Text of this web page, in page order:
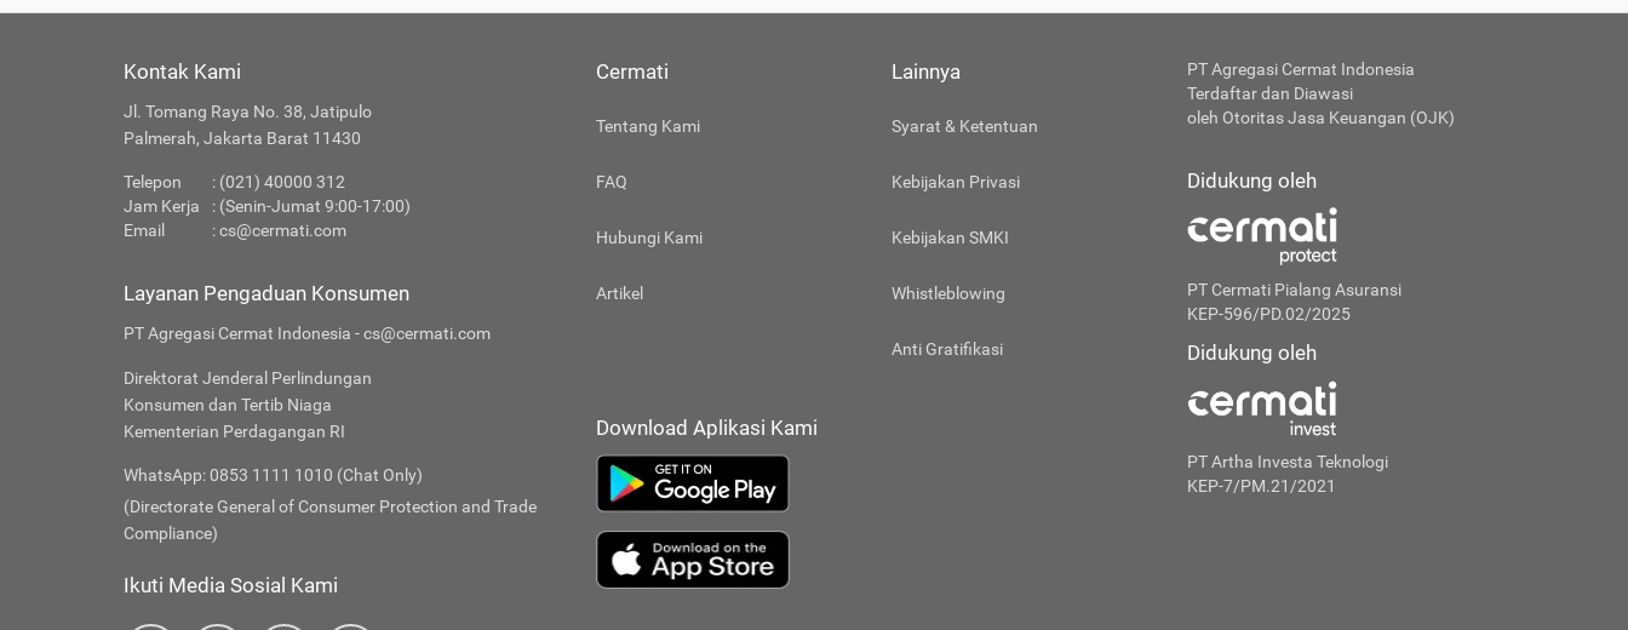
Kontak Kami
Jl. Tomang Raya No. 38, Jatipulo
Palmerah, Jakarta Barat 11430
Telepon
: (021) 40000 312
Jam Kerja
: (Senin-Jumat 9:00-17:00)
Email
:cs@cermati.com
Layanan Pengaduan Konsumen
PT Agregasi Cermat Indonesia - cs@cermati.com
Direktorat Jenderal Perlindungan
Konsumen dan Tertib Niaga
Kementerian Perdagangan RI
WhatsApp: 0853 1111 1010 (Chat Only)
(Directorate General of Consumer Protection and Trade
Compliance)
Ikuti Media Sosial Kami
Cermati
Tentang Kami
FAQ
Hubungi Kami
Artikel
Lainnya
Syarat & Ketentuan
Kebijakan Privasi
Kebijakan SMKI
Whistleblowing
Anti Gratifikasi
Download Aplikasi Kami
PT Agregasi Cermat Indonesia
Terdaftar dan Diawasi
oleh Otoritas Jasa Keuangan (OJK)
Didukung oleh
PT Cermati Pialang Asuransi
KEP-596/PD.02/2025
Didukung oleh
PT Artha Investa Teknologi
KEP-7/PM.21/2021